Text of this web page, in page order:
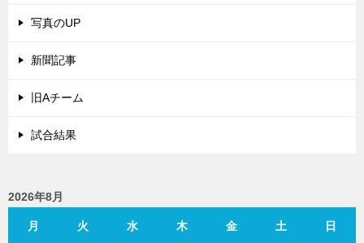
写真のUP
新聞記事
旧Aチーム
試合結果
2026年8月
月 火 水 木 金 土 日